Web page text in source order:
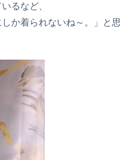
るなど、
か着られないね～。」と